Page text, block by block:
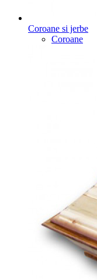
Coroane si jerbe
Coroane